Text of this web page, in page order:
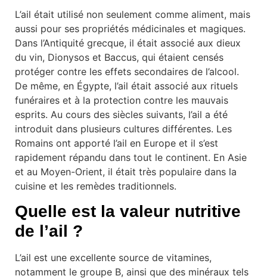
L’ail était utilisé non seulement comme aliment, mais
aussi pour ses propriétés médicinales et magiques.
Dans l’Antiquité grecque, il était associé aux dieux
du vin, Dionysos et Baccus, qui étaient censés
protéger contre les effets secondaires de l’alcool.
De même, en Égypte, l’ail était associé aux rituels
funéraires et à la protection contre les mauvais
esprits. Au cours des siècles suivants, l’ail a été
introduit dans plusieurs cultures différentes. Les
Romains ont apporté l’ail en Europe et il s’est
rapidement répandu dans tout le continent. En Asie
et au Moyen-Orient, il était très populaire dans la
cuisine et les remèdes traditionnels.
Quelle est la valeur nutritive
de l’ail ?
L’ail est une excellente source de vitamines,
notamment le groupe B, ainsi que des minéraux tels